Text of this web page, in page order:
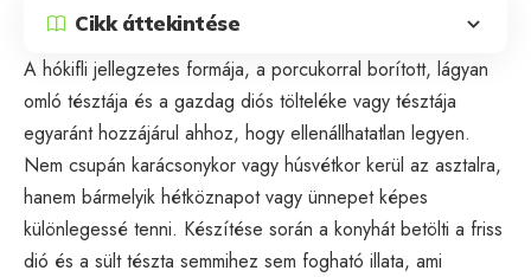
Cikk áttekintése
A hókifli jellegzetes formája, a porcukorral borított, lágyan
omló tésztája és a gazdag diós tölteléke vagy tésztája
egyaránt hozzájárul ahhoz, hogy ellenállhatatlan legyen.
Nem csupán karácsonykor vagy húsvétkor kerül az asztalra,
hanem bármelyik hétköznapot vagy ünnepet képes
különlegessé tenni. Készítése során a konyhát betölti a friss
dió és a sült tészta semmihez sem fogható illata, ami